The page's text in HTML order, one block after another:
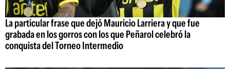
La particular frase que dejó Mauricio Larriera y que fue
grabada en los gorros con los que Peñarol celebró la
conquista del Torneo Intermedio